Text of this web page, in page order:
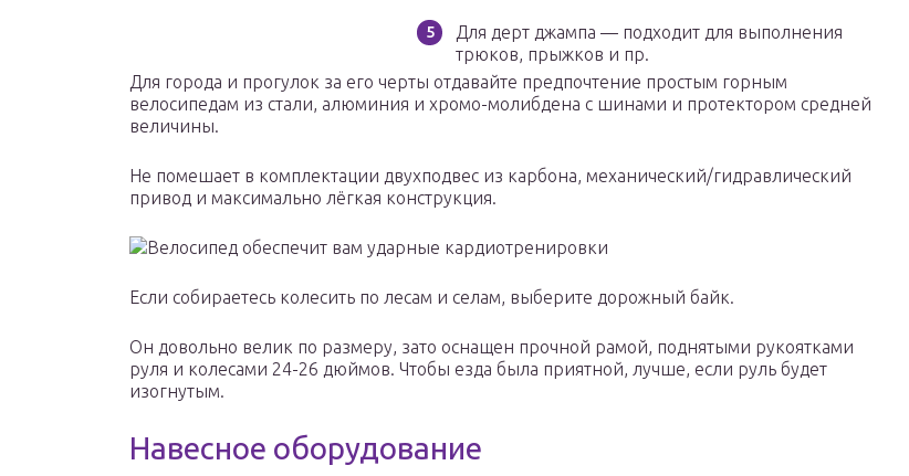
Для дерт джампа — подходит для выполнения
трюков, прыжков и пр.
Для города и прогулок за его черты отдавайте предпочтение простым горным
велосипедам из стали, алюминия и хромо-молибдена с шинами и протектором средней
величины.
Не помешает в комплектации двухподвес из карбона, механический/гидравлический
привод и максимально лёгкая конструкция.
Велосипед обеспечит вам ударные кардиотренировки
Если собираетесь колесить по лесам и селам, выберите дорожный байк.
Он довольно велик по размеру, зато оснащен прочной рамой, поднятыми рукоятками
руля и колесами 24-26 дюймов. Чтобы езда была приятной, лучше, если руль будет
изогнутым.
Навесное оборудование